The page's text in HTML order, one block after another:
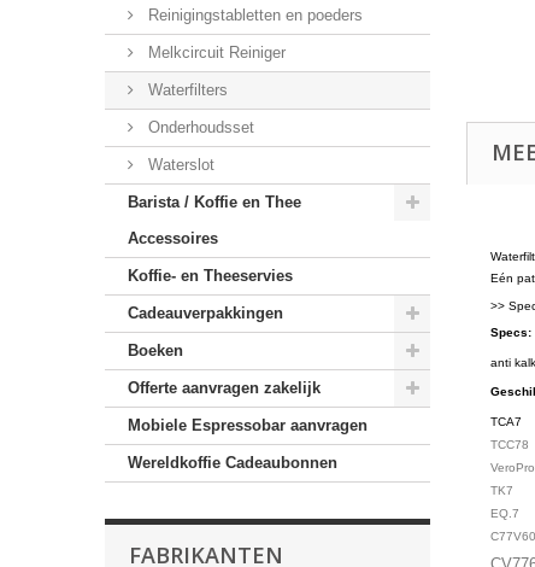
Reinigingstabletten en poeders
Melkcircuit Reiniger
Waterfilters
Onderhoudsset
Waterslot
Barista / Koffie en Thee
Accessoires
Koffie- en Theeservies
Cadeauverpakkingen
Boeken
Offerte aanvragen zakelijk
Mobiele Espressobar aanvragen
Wereldkoffie Cadeaubonnen
FABRIKANTEN
Eén
>>
Specs:
anti
TCA7
TCC78
TK7
EQ.7
C77V60